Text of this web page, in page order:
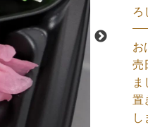
ろ
お
売
ま
置